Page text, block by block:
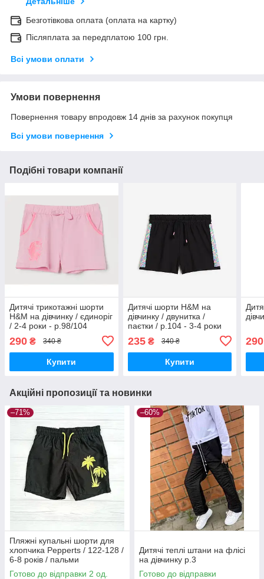
Безготівкова оплата (оплата на картку)
Післяплата за передплатою 100 грн.
Всі умови оплати
Умови повернення
Повернення товару впродовж 14 днів за рахунок покупця
Всі умови повернення
Подібні товари компанії
Дитячі трикотажні шорти
H&M на дівчинку / єдиноріг
/ 2-4 роки - р.98/104
290 ₴ 340 ₴
Купити
Дитячі шорти H&M на
дівчинку / двунитка /
паєтки / р.104 - 3-4 роки
235₴ 340 ₴
Купити
290
Акційні пропозиції та новинки
–71%
Пляжні купальні шорти для
хлопчика Pepperts / 122-128 /
6-8 років / пальми
Готово до відправки 2 од.
–60%
Дитячі теплі штани на флісі
на дівчинку р.3
Готово до відправки